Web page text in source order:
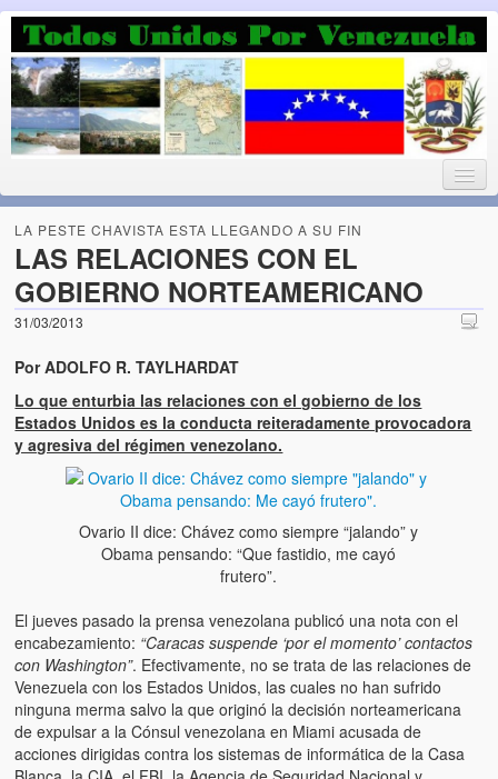
Luchando por la Democracia
Fuera el chavismo, la peor peste que le ha caido a esta tierra
Home
Blog. (Todos Unidos por Venezuela welcomes you to our Blog)
Acerca de este blog (About this Blog)
El Tipo y los Rojos en Los Teques (The Jerk and the Reds in
Hablé con Chavistas (I spoke with chavistas)
La burla del Chavez “tan amante de los niños” (The mockery of
Chavez “such a children lover”)
Los niños de las calles de Venezuela (Children of the streets of
Venezuela)
LA PESTE CHAVISTA ESTA LLEGANDO A SU FIN
LAS RELACIONES CON EL
GOBIERNO NORTEAMERICANO
31/03/2013
Por ADOLFO R. TAYLHARDAT
Lo que enturbia las relaciones con el gobierno de los
Estados Unidos es la conducta reiteradamente provocadora
y agresiva del régimen venezolano.
Ovario II dice: Chávez como siempre “jalando” y
Obama pensando: “Que fastidio, me cayó
frutero”.
El jueves pasado la prensa venezolana publicó una nota con el
encabezamiento: “Caracas suspende ‘por el momento’ contactos
con Washington”. Efectivamente, no se trata de las relaciones de
Venezuela con los Estados Unidos, las cuales no han sufrido
ninguna merma salvo la que originó la decisión norteamericana
de expulsar a la Cónsul venezolana en Miami acusada de
acciones dirigidas contra los sistemas de informática de la Casa